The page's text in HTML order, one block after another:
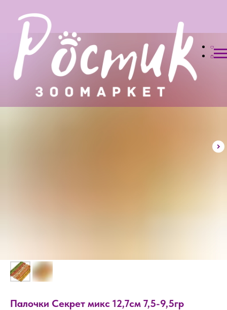
Палочки Секрет микс 12,7см 7,5-9,5гр